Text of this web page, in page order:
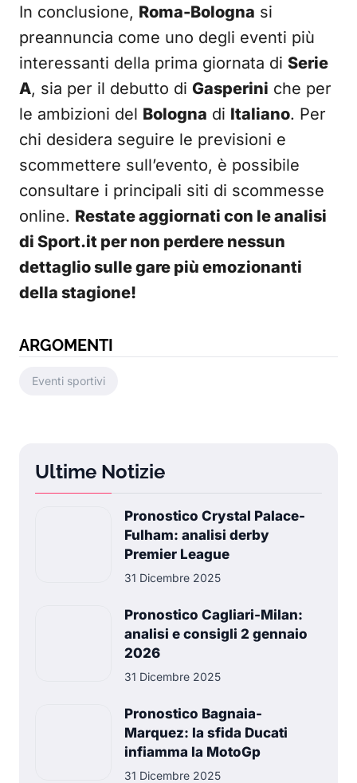
In conclusione, Roma-Bologna si
preannuncia come uno degli eventi più
interessanti della prima giornata di Serie
A, sia per il debutto di Gasperini che per
le ambizioni del Bologna di Italiano. Per
chi desidera seguire le previsioni e
scommettere sull’evento, è possibile
consultare i principali siti di scommesse
online. Restate aggiornati con le analisi
di Sport.it per non perdere nessun
dettaglio sulle gare più emozionanti
della stagione!
ARGOMENTI
Eventi sportivi
Ultime Notizie
Pronostico Crystal Palace-
Fulham: analisi derby
Premier League
31 Dicembre 2025
Pronostico Cagliari-Milan:
analisi e consigli 2 gennaio
2026
31 Dicembre 2025
Pronostico Bagnaia-
Marquez: la sfida Ducati
infiamma la MotoGp
31 Dicembre 2025